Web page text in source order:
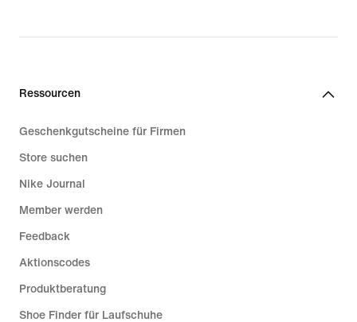
Ressourcen
Geschenkgutscheine für Firmen
Store suchen
Nike Journal
Member werden
Feedback
Aktionscodes
Produktberatung
Shoe Finder für Laufschuhe